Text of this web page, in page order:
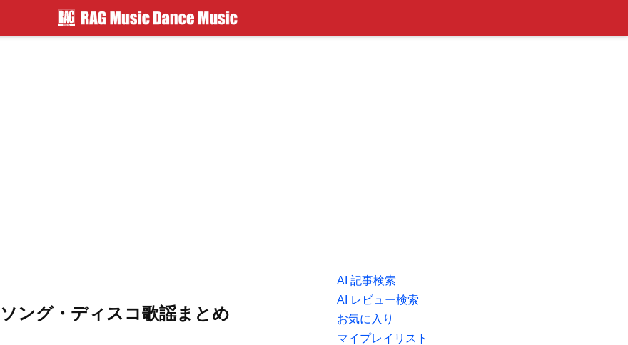
ング・ディスコ歌謡まとめ
AI 記事検索
AI レビュー検索
お気に入り
マイプレイリスト